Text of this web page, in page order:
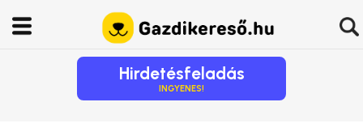
Hirdetésfeladás
INGYENES!